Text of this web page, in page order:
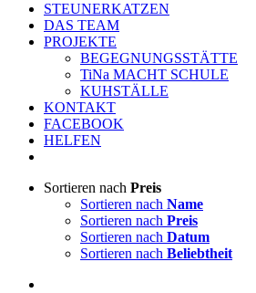
STEUNERKATZEN
DAS TEAM
PROJEKTE
BEGEGNUNGSSTÄTTE
TiNa MACHT SCHULE
KUHSTÄLLE
KONTAKT
FACEBOOK
HELFEN
Sortieren nach Preis
Sortieren nach Name
Sortieren nach Preis
Sortieren nach Datum
Sortieren nach Beliebtheit